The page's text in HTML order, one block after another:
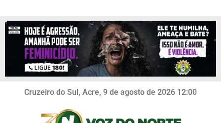
Cruzeiro do Sul, Acre, 9 de agosto de 2026 12:00